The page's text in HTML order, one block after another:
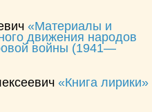
Материалы и
движения народов
войны (1941—
Книга лирики